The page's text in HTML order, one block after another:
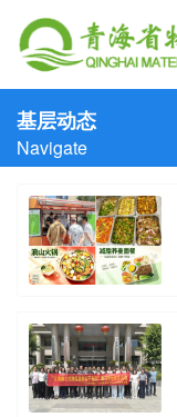
基层动态
Navigate